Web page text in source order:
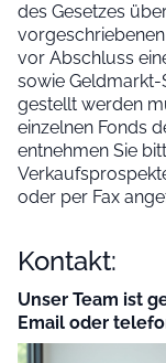
des Gesetzes
vor Abschluss
sowie
gestellt werden
einzelnen Fonds
entnehmen Sie
oder per Fax
Kontakt:
Unser Team ist
Email oder